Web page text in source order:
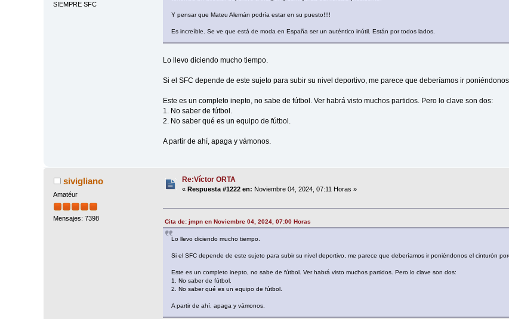
SIEMPRE SFC
Y pensar que Mateu Alemán podría estar en su puesto!!!!
Es increíble. Se ve que está de moda en España ser un auténtico inútil. Están por todos lados.
Lo llevo diciendo mucho tiempo.
Si el SFC depende de este sujeto para subir su nivel deportivo, me parece que deberíamos ir
Este es un completo inepto, no sabe de fútbol. Ver habrá visto muchos partidos. Pero lo clave son dos:
1. No saber de fútbol.
2. No saber qué es un equipo de fútbol.
A partir de ahí, apaga y vámonos.
sivigliano
Amatéur
Mensajes: 7398
Re:Víctor ORTA
« Respuesta #1222 en: Noviembre 04, 2024, 07:11 Horas »
Cita de: jmpn en Noviembre 04, 2024, 07:00 Horas
Lo llevo diciendo mucho tiempo.
Si el SFC depende de este sujeto para subir su nivel deportivo, me parece que deberíamos ir poniéndonos el cinturón
Este es un completo inepto, no sabe de fútbol. Ver habrá visto muchos partidos. Pero lo clave son dos:
1. No saber de fútbol.
2. No saber qué es un equipo de fútbol.
A partir de ahí, apaga y vámonos.